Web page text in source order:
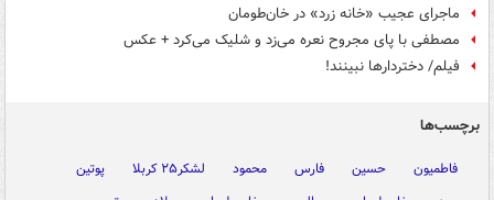
ماجرای عجیب «خانه زرد» در خان‌طومان
مصطفی با پای مجروح نعره می‌زد و شلیک‌ می‌کرد + عکس
فیلم/ دختردارها نبینند!
برچسب‌ها
فاطمیون حسین فارس محمود لشکر۲۵ کربلا
پوتین